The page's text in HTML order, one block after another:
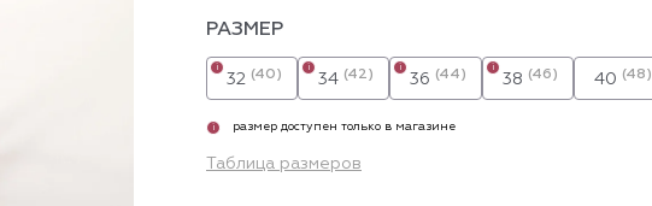
РАЗМЕР
32 (40)
i
34 (42)
i
36 (44)
i
38 (46)
i
40 (48)
i размер доступен только в магазине
Таблица размеров